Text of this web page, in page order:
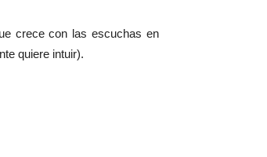
crece con las escuchas en
quiere intuir).